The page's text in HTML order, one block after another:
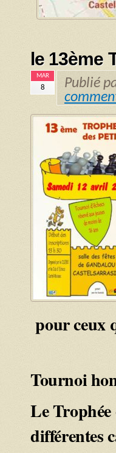
le 13ème
MAR
8
Publié
pour ceux
Tournoi
Le
différentes